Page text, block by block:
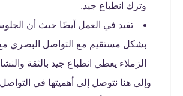
وترك انطباع جيد.
تفيد في العمل أيضًا حيث أن
بشكل مستقيم مع التواصل البصري
الزملاء يعطي انطباع جيد بالثقة
وإلى هنا نتوصل إلى أهميتها في